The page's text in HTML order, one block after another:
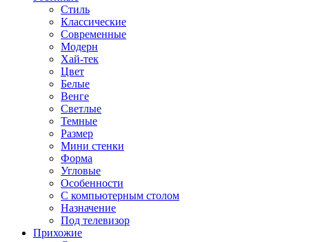
Стиль
Классические
Современные
Модерн
Хай-тек
Цвет
Белые
Венге
Светлые
Темные
Размер
Мини стенки
Форма
Угловые
Особенности
С компьютерным столом
Назначение
Под телевизор
Прихожие